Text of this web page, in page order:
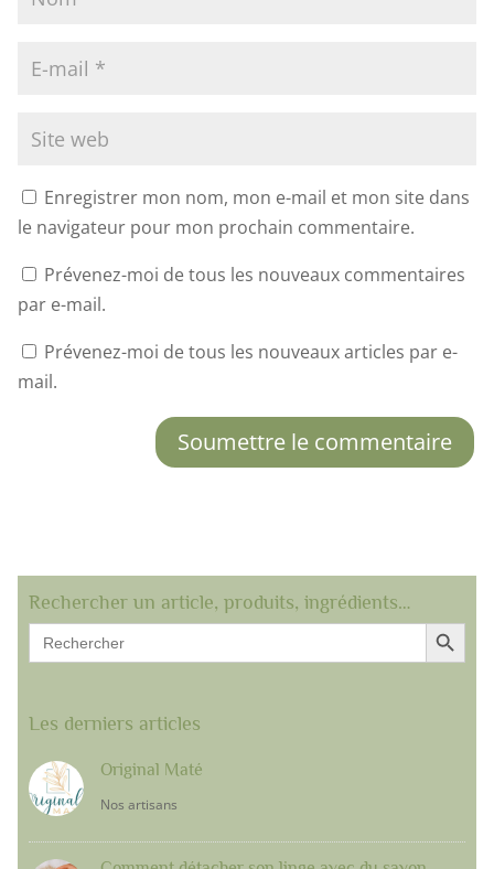
Enregistrer mon nom, mon e-mail et mon site dans
le navigateur pour mon prochain commentaire.
Prévenez-moi de tous les nouveaux commentaires
par e-mail.
Prévenez-moi de tous les nouveaux articles par e-
mail.
Soumettre le commentaire
Rechercher un article, produits, ingrédients…
Search
for:
Search Button
Les derniers articles
Original Maté
Nos artisans